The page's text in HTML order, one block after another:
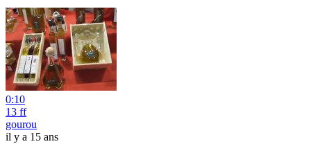
0:10
13 ff
gourou
il y a 15 ans